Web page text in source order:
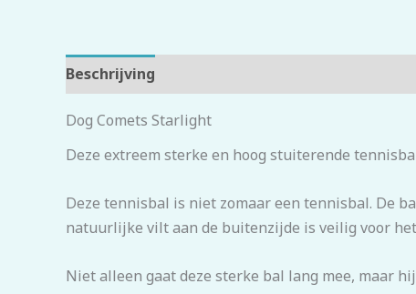
Beschrijving
Dog Comets Starlight
Deze extreem sterke en hoog stuiterende
Deze tennisbal is niet zomaar een tennisbal. De
natuurlijke vilt aan de buitenzijde is veilig voor
Niet alleen gaat deze sterke bal lang mee, maar